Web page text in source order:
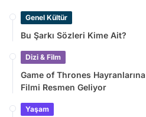
Genel Kültür
Bu Şarkı Sözleri Kime Ait?
Dizi & Film
Game of Thrones
Filmi Resmen Geliyor
Yaşam